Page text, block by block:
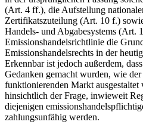
(Art. 4 ff.), die Aufstellung
Zertifikatszuteilung (Art. 10 f.)
Handels- und Abgabesystems (Art.
Emissionshandelsrichtlinie die
Emissionshandelsrechts in der
Erkennbar ist jedoch außerdem,
Gedanken gemacht wurden, wie
funktionierenden Markt
hinsichtlich der Frage, inwieweit
diejenigen
zahlungsunfähig werden.